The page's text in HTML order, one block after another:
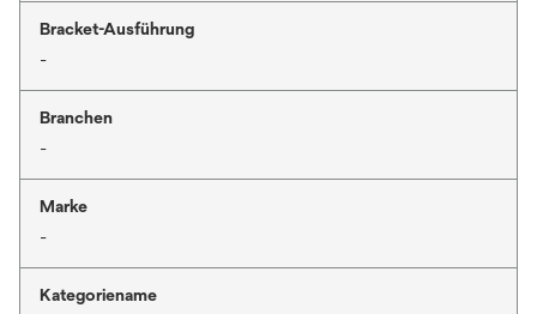
Bracket-Ausführung
-
Branchen
-
Marke
-
Kategoriename